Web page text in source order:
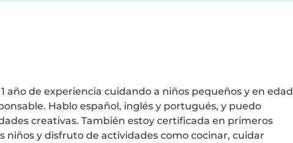
año de experiencia cuidando a niños pequeños y en edad
Hablo español, inglés y portugués, y puedo
creativas. También estoy certificada en primeros
niños y disfruto de actividades como cocinar, cuidar